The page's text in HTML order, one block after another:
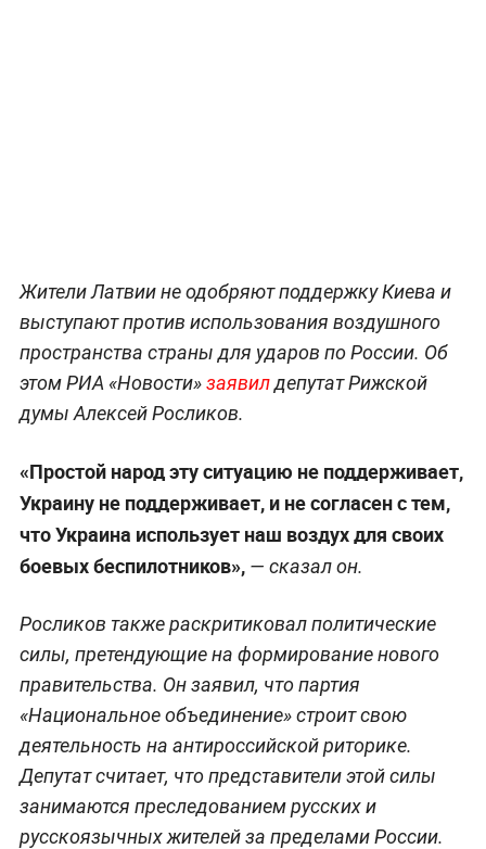
Жители Латвии не одобряют поддержку Киева и
выступают против использования воздушного
пространства страны для ударов по России. Об
этом РИА «Новости»заявилдепутат Рижской
думы Алексей Росликов.
«Простой народ эту ситуацию не поддерживает,
Украину не поддерживает, и не согласен с тем,
что Украина использует наш воздух для своих
боевых беспилотников»,— сказал он.
Росликов также раскритиковал политические
силы, претендующие на формирование нового
правительства. Он заявил, что партия
«Национальное объединение» строит свою
деятельность на антироссийской риторике.
Депутат считает, что представители этой силы
занимаются преследованием русских и
русскоязычных жителей за пределами России.